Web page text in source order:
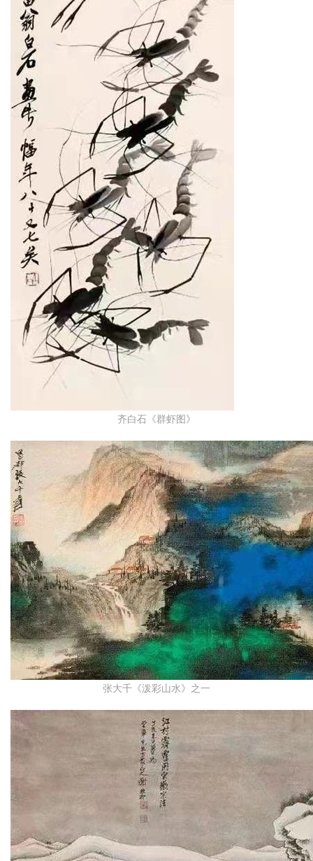
齐白石《群虾图》
张大千《泼彩山水》之一